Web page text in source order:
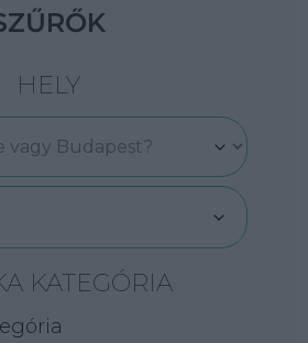
HELY
KATEGÓRIA